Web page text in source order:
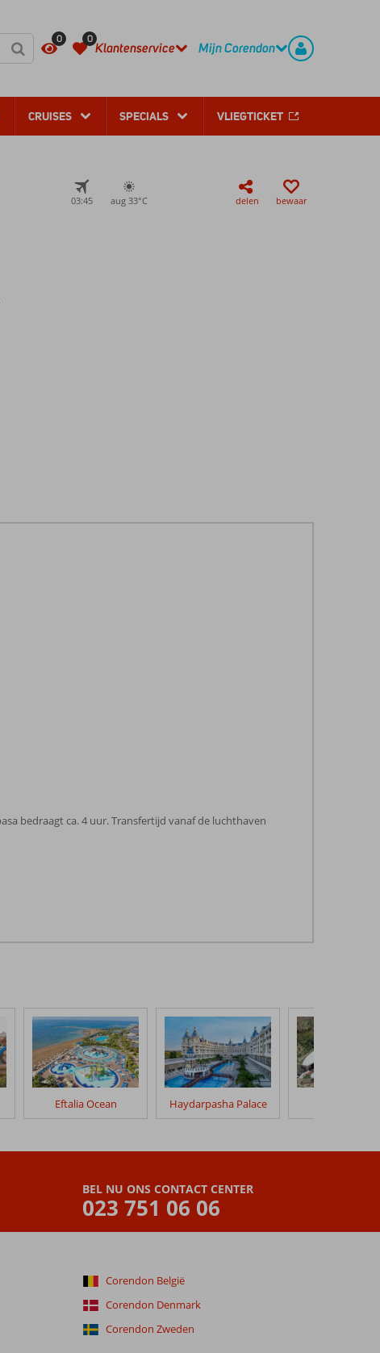
0 0
Klantenservice Mijn Corendon
CRUISES SPECIALS VLIEGTICKET
03:45 aug 33°C delen bewaar
bedraagt ca. 4 uur. Transfertijd vanaf de luchthaven
Eftalia Ocean Haydarpasha Palace
BEL NU ONS CONTACT CENTER
023 751 06 06
Corendon België
Corendon Denmark
Corendon Zweden